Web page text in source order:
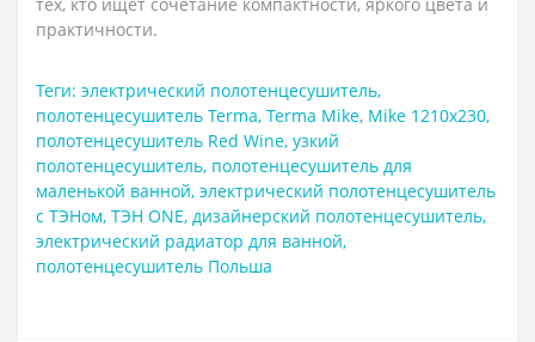
тех, кто ищет сочетание компактности, яркого цвета и
практичности.
Теги: электрический полотенцесушитель,
полотенцесушитель Terma, Terma Mike, Mike 1210x230,
полотенцесушитель Red Wine, узкий
полотенцесушитель, полотенцесушитель для
маленькой ванной, электрический полотенцесушитель
с ТЭНом, ТЭН ONE, дизайнерский полотенцесушитель,
электрический радиатор для ванной,
полотенцесушитель Польша